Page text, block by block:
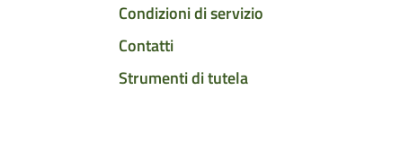
Condizioni di servizio
Contatti
Strumenti di tutela